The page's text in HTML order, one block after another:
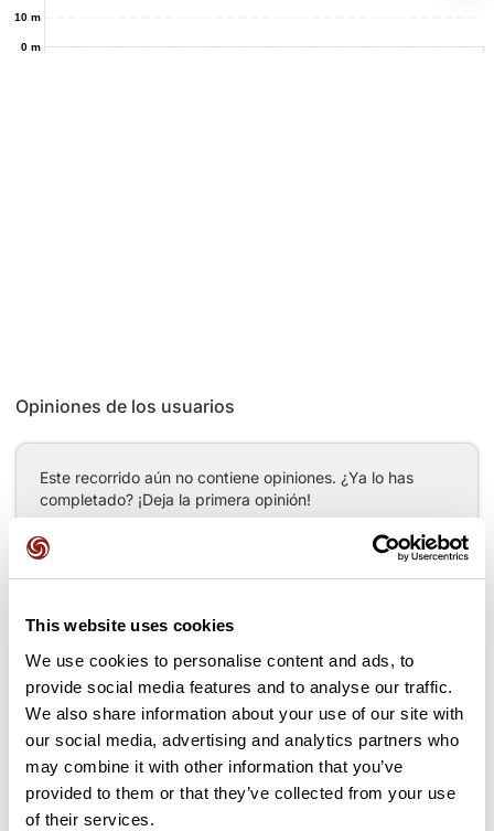
This website uses cookies
We use cookies to personalise content and ads, to
provide social media features and to analyse our traffic.
We also share information about your use of our site with
our social media, advertising and analytics partners who
may combine it with other information that you’ve
provided to them or that they’ve collected from your use
of their services.
0 m
10 m
Opiniones de los usuarios
Este recorrido aún no contiene opiniones. ¿Ya lo has
completado? ¡Deja la primera opinión!
Puertos a lo largo de la ruta
937 m
28 km